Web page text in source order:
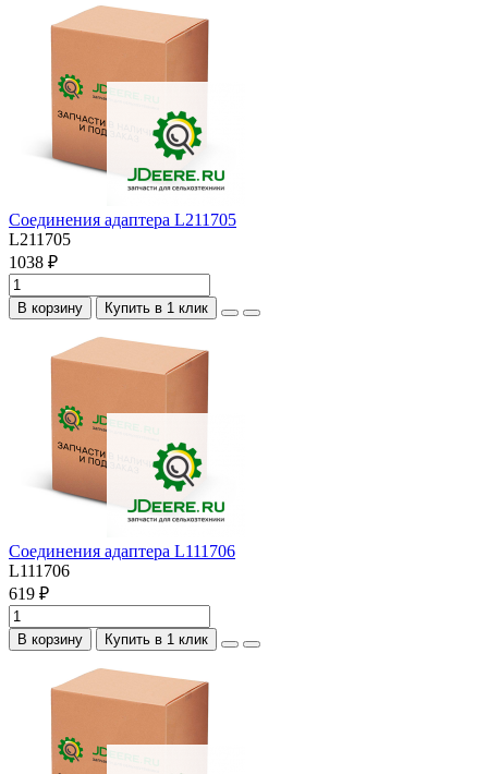
Соединения адаптера L211705
L211705
1038 ₽
В корзину Купить в 1 клик
Соединения адаптера L111706
L111706
619 ₽
В корзину Купить в 1 клик